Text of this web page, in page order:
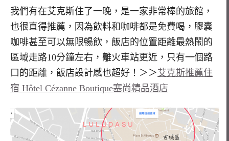
我們有在艾克斯住了一晚，是一家非常棒的旅館，
也很直得推薦，因為飲料和咖啡都是免費喝，膠囊
咖啡甚至可以無限暢飲，飯店的位置距離最熱鬧的
區域走路10分鐘左右，離火車站更近，只有一個路
口的距離，飯店設計感也超好！＞＞艾克斯推薦住
宿 Hôtel Cézanne Boutique塞尚精品酒店